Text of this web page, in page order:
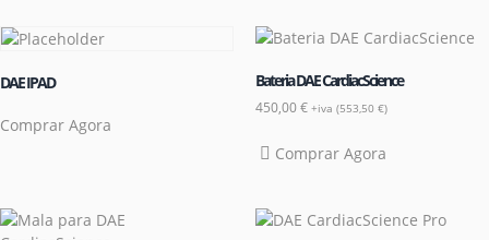
DAE IPAD
Comprar Agora
Bateria DAE CardiacScience
450,00€ +iva (553,50 €)
Comprar Agora